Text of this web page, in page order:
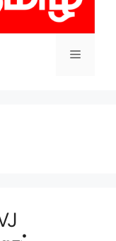
Menu